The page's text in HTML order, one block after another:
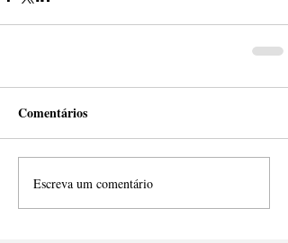
Comentários
Escreva um comentário